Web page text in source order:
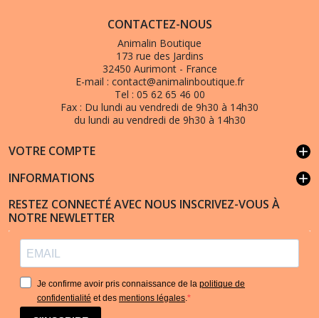
CONTACTEZ-NOUS
Animalin Boutique
173 rue des Jardins
32450 Aurimont - France
E-mail : contact@animalinboutique.fr
Tel : 05 62 65 46 00
Fax : Du lundi au vendredi de 9h30 à 14h30
du lundi au vendredi de 9h30 à 14h30
VOTRE COMPTE add
INFORMATIONS add
RESTEZ CONNECTÉ AVEC NOUS INSCRIVEZ-VOUS À
NOTRE NEWLETTER
Je confirme avoir pris connaissance de la politique de
confidentialité et des mentions légales.